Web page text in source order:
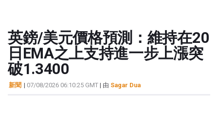
英鎊/美元價格預測：維持在20
日EMA之上支持進一步上漲突
破1.3400
新聞 | 07/08/2026 06:10:25 GMT | 由 Sagar Dua